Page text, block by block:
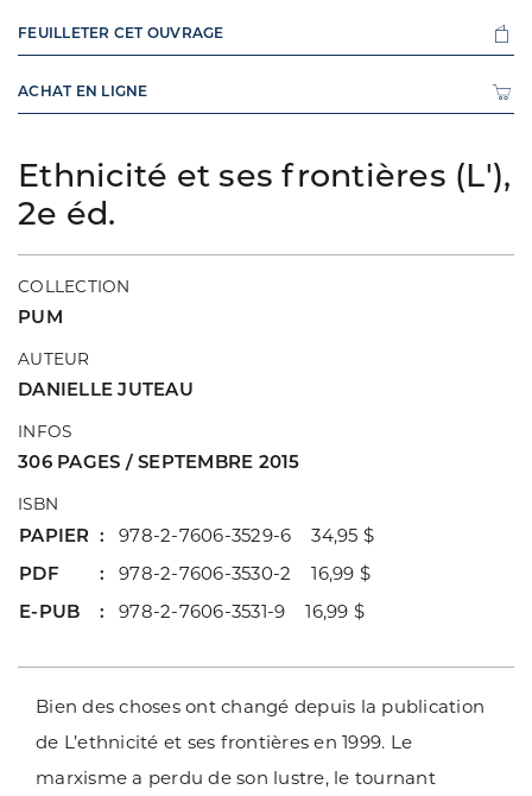
Ethnicité et ses frontières (L'),
2e éd.
COLLECTION
PUM
AUTEUR
DANIELLE JUTEAU
INFOS
306 PAGES / SEPTEMBRE 2015
ISBN
PAPIER
978-2-7606-3529-6 34,95 $
PDF
978-2-7606-3530-2 16,99 $
E-PUB
978-2-7606-3531-9 16,99 $
Bien des choses ont changé depuis la publication
de L’ethnicité et ses frontières en 1999. Le
marxisme a perdu de son lustre, le tournant
FEUILLETER CET OUVRAGE
ACHAT EN LIGNE